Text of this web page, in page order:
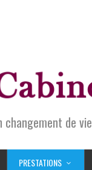
changement de vie
PRESTATIONS